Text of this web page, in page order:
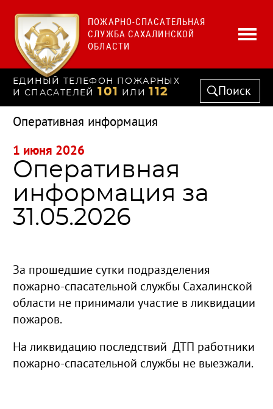
ПОЖАРНО-СПАСАТЕЛЬНАЯ
СЛУЖБА САХАЛИНСКОЙ
ОБЛАСТИ
ЕДИНЫЙ ТЕЛЕФОН ПОЖАРНЫХ
И СПАСАТЕЛЕЙ 101 ИЛИ 112 Поиск
Оперативная информация
Оперативная
информация за
31.05.2026
За прошедшие сутки подразделения
пожарно-спасательной службы Сахалинской
области не принимали участие в ликвидации
пожаров.
На ликвидацию последствий ДТП работники
пожарно-спасательной службы не выезжали.
1 июня 2026